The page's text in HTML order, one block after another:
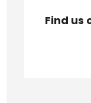
Find us